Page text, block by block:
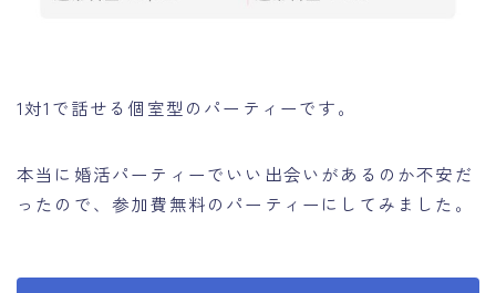
1対1で話せる個室型のパーティーです。
本当に婚活パーティーでいい出会いがあるのか不安だ
ったので、参加費無料のパーティーにしてみました。